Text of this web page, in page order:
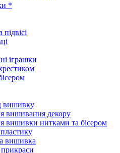
*
іграшки
вишивку
вишивання декору
вишивки нитками та бісером
вишивка